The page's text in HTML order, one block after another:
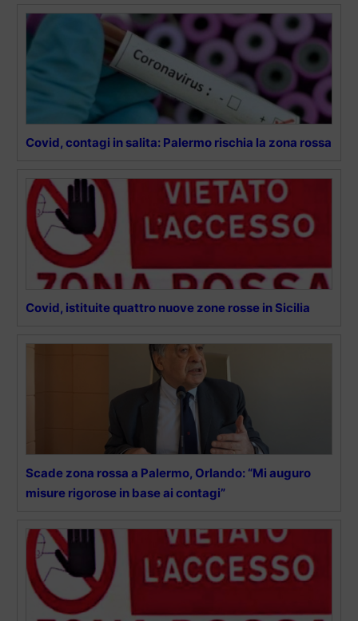
Covid, contagi in salita: Palermo rischia la zona rossa
Covid, istituite quattro nuove zone rosse in Sicilia
Scade zona rossa a Palermo, Orlando: “Mi auguro
misure rigorose in base ai contagi”